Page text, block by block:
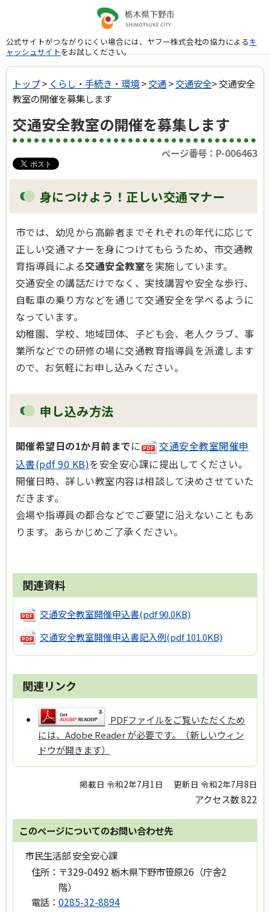
公式サイトがつながりにくい場合には、ヤフー株式会社の協力によるキ
ャッシュサイトをお試しください。
トップ> くらし・手続き・環境>交通>交通安全> 交通安全
教室の開催を募集します
交通安全教室の開催を募集します
ページ番号：P-006463
身につけよう！正しい交通マナー
市では、幼児から高齢者までそれぞれの年代に応じて
正しい交通マナーを身につけてもらうため、市交通教
育指導員による交通安全教室を実施しています。
交通安全の講話だけでなく、実技講習や安全な歩行、
自転車の乗り方などを通じて交通安全を学べるように
なっています。
幼稚園、学校、地域団体、子ども会、老人クラブ、事
業所などでの研修の場に交通教育指導員を派遣します
ので、お気軽にお申し込みください。
申し込み方法
開催希望日の1か月前までに
交通安全教室開催申
込書(pdf 90 KB)を安全安心課に提出してください。
開催日時、詳しい教室内容は相談して決めさせていた
だきます。
会場や指導員の都合などでご要望に沿えないこともあ
ります。あらかじめご了承ください。
関連資料
交通安全教室開催申込書(pdf 90.0KB)
交通安全教室開催申込書記入例(pdf 101.0KB)
関連リンク
PDFファイルをご覧いただくため
には、Adobe Reader が必要です。（新しいウィン
ドウが開きます）
掲載日 令和2年7月1日 更新日 令和2年7月8日
アクセス数822
このページについてのお問い合わせ先
市民生活部 安全安心課
住所： 〒329-0492 栃木県下野市笹原26（庁舎2
階）
電話： 0285-32-8894